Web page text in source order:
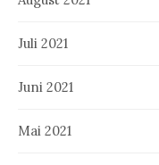
Juli 2021
Juni 2021
Mai 2021